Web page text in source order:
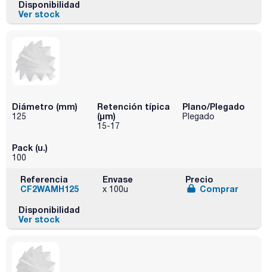
Disponibilidad
Ver stock
Diámetro (mm)
125
Retención típica
(µm)
15-17
Plano/Plegado
Plegado
Pack (u.)
100
Referencia
CF2WAMH125
Envase
x 100u
Precio
Comprar
Disponibilidad
Ver stock